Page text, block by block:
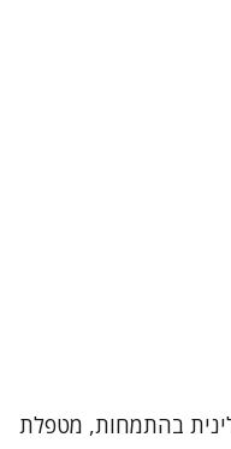
בהתמחות, מטפלת